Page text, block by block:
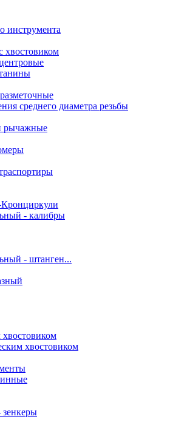
инструмента
хвостовиком
среднего диаметра резьбы
рычажные
- калибры
- штанген...
хвостовиком
хвостовиком